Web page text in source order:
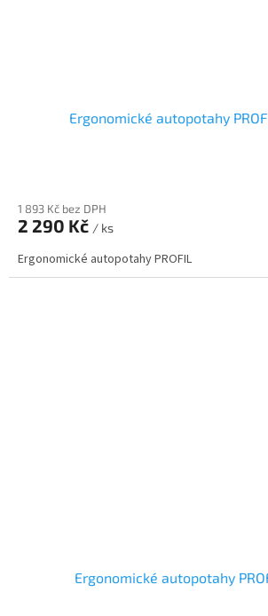
Ergonomické autopotahy
1 893 Kč bez DPH
2 290 Kč / ks
Ergonomické autopotahy PROFIL
Ergonomické autopotahy